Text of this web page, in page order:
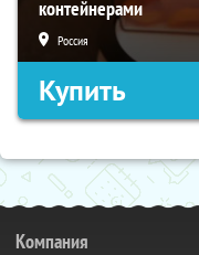
контейнерами
Россия
Купить
Компания